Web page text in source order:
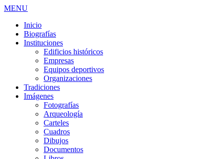
MENU
Inicio
Biografías
Instituciones
Edificios históricos
Empresas
Equipos deportivos
Organizaciones
Tradiciones
Imágenes
Fotografías
Arqueología
Carteles
Cuadros
Dibujos
Documentos